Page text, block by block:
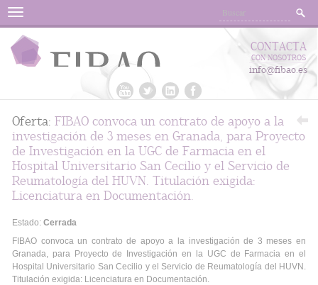
Menu
CONTACTA
CON NOSOTROS
info@fibao.es
Oferta: FIBAO convoca un contrato de apoyo a la
investigación de 3 meses en Granada, para Proyecto
de Investigación en la UGC de Farmacia en el
Hospital Universitario San Cecilio y el Servicio de
Reumatología del HUVN. Titulación exigida:
Licenciatura en Documentación.
Estado: Cerrada
FIBAO convoca un contrato de apoyo a la investigación de 3 meses en
Granada, para Proyecto de Investigación en la UGC de Farmacia en el
Hospital Universitario San Cecilio y el Servicio de Reumatología del HUVN.
Titulación exigida: Licenciatura en Documentación.